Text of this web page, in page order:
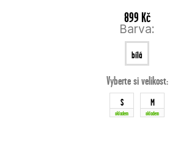
899 Kč
Barva:
bílá
Vyberte si velikost:
S
skladem
M
skladem